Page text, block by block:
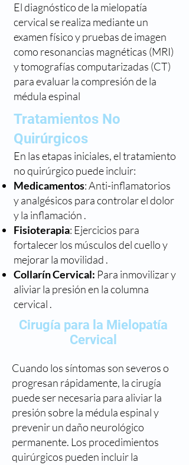
El diagnóstico de la mielopatía
cervical se realiza mediante un
examen físico y pruebas de imagen
como resonancias magnéticas (MRI)
y tomografías computarizadas (CT)
para evaluar la compresión de la
médula espinal
Tratamientos No
Quirúrgicos
En las etapas iniciales, el tratamiento
no quirúrgico puede incluir:
Medicamentos: Anti-inflamatorios
y analgésicos para controlar el dolor
y la inflamación .
Fisioterapia: Ejercicios para
fortalecer los músculos del cuello y
mejorar la movilidad .
Collarín Cervical: Para inmovilizar y
aliviar la presión en la columna
cervical .
Cirugía para la Mielopatía
Cervical
Cuando los síntomas son severos o
progresan rápidamente, la cirugía
puede ser necesaria para aliviar la
presión sobre la médula espinal y
prevenir un daño neurológico
permanente. Los procedimientos
quirúrgicos pueden incluir la